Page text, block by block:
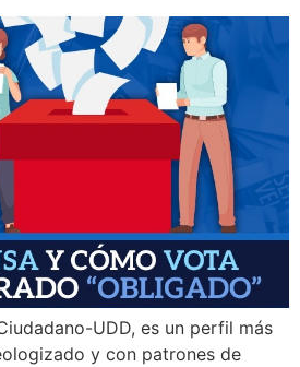
UDD, es un perfil más
y con patrones de